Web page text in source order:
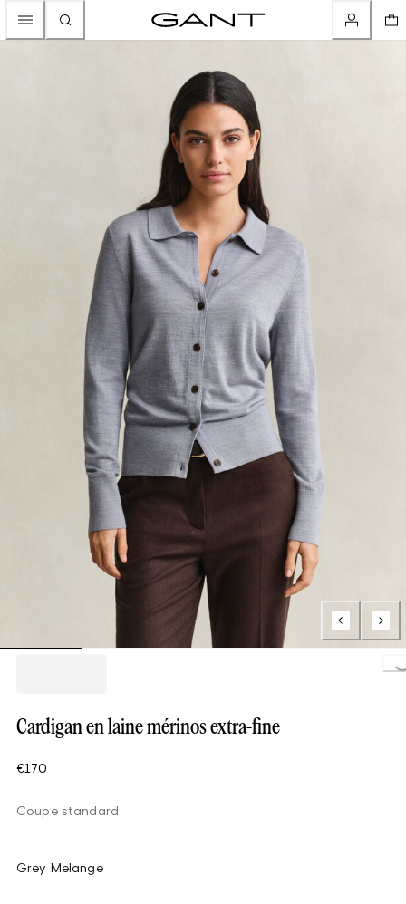
Cardigan en laine mérinos extra-fine
€170
Coupe standard
Grey Melange